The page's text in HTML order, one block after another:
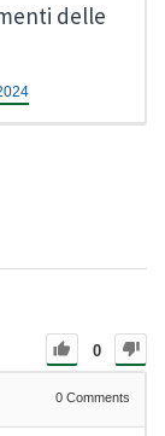
delle
0
0 Comments